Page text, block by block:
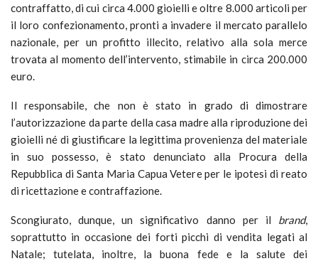
contraffatto, di cui circa 4.000 gioielli e oltre 8.000 articoli per
il loro confezionamento, pronti a invadere il mercato parallelo
nazionale, per un profitto illecito, relativo alla sola merce
trovata al momento dell’intervento, stimabile in circa 200.000
euro.
Il responsabile, che non è stato in grado di dimostrare
l’autorizzazione da parte della casa madre alla riproduzione dei
gioielli né di giustificare la legittima provenienza del materiale
in suo possesso, è stato denunciato alla Procura della
Repubblica di Santa Maria Capua Vetere per le ipotesi di reato
di ricettazione e contraffazione.
Scongiurato, dunque, un significativo danno per il brand,
soprattutto in occasione dei forti picchi di vendita legati al
Natale; tutelata, inoltre, la buona fede e la salute dei